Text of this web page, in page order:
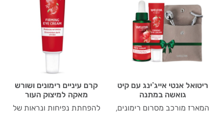
ריטואל אנטי אייג’ינג עם קיט
גואשה במתנה
המארז מורכב מסרום רימונים,
קרם עיניים רימונים ושורש
מאקה למיצוק העור
להפחתת נפיחות ונראות של